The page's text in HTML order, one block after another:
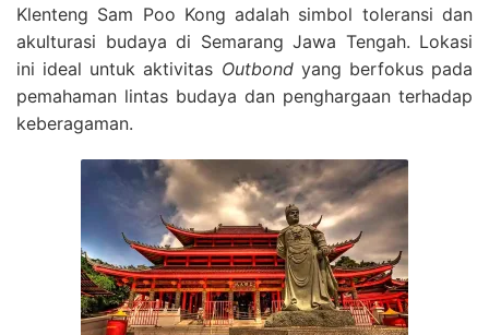
Klenteng Sam Poo Kong adalah simbol toleransi dan
akulturasi budaya di Semarang Jawa Tengah. Lokasi
ini ideal untuk aktivitas Outbondyang berfokus pada
pemahaman lintas budaya dan penghargaan terhadap
keberagaman.